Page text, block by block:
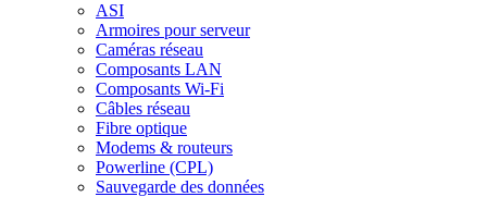
ASI
Armoires pour serveur
Caméras réseau
Composants LAN
Composants Wi-Fi
Câbles réseau
Fibre optique
Modems & routeurs
Powerline (CPL)
Sauvegarde des données